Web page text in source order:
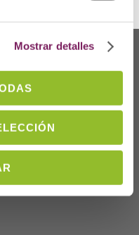
Mostrar detalles